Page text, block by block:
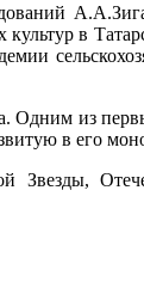
в
Одним из
в его